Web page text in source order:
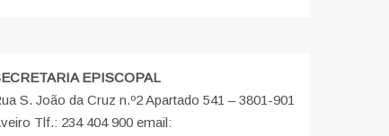
EPISCOPAL
S. João da Cruz n.º2 Apartado 541 – 3801-901
Tlf.: 234 404 900 email: